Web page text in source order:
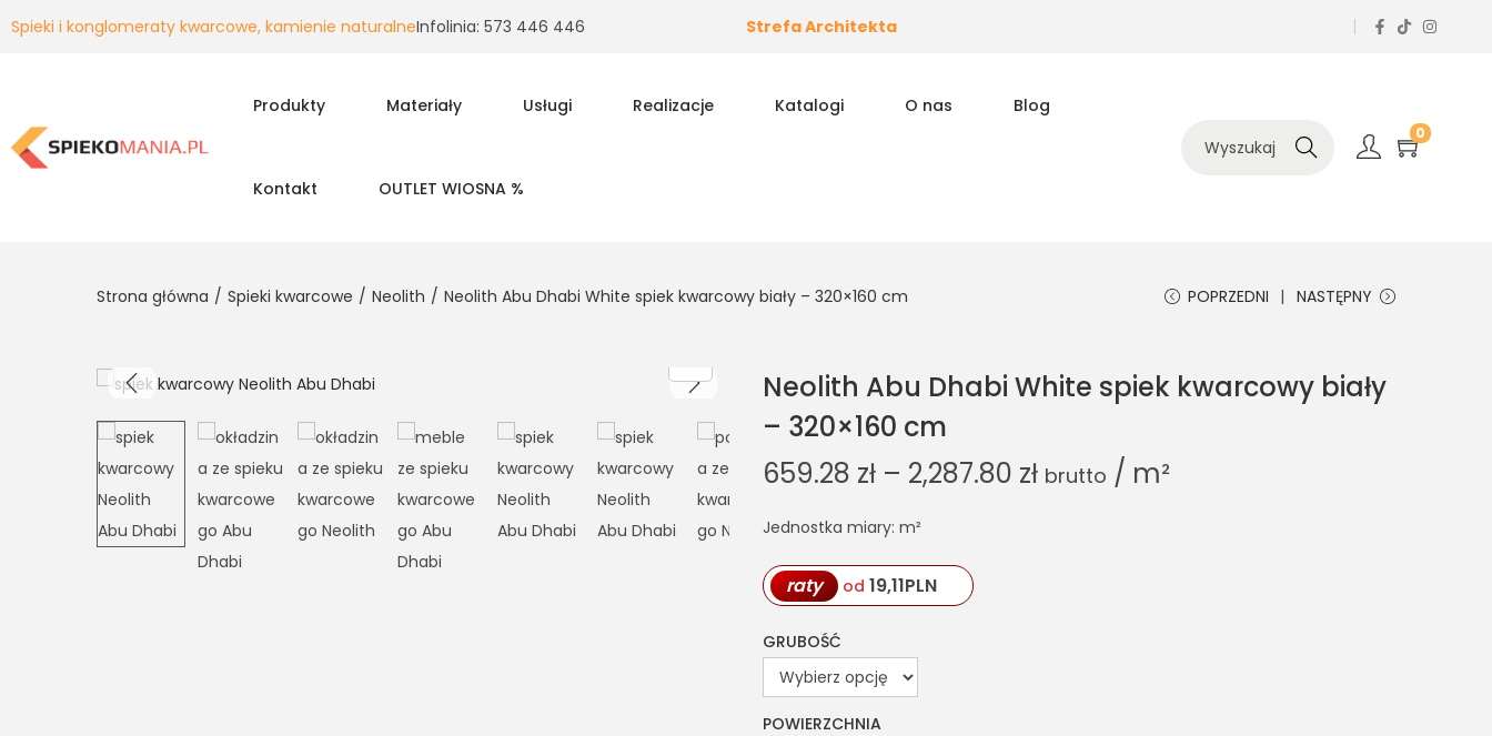
Spieki i konglomeraty kwarcowe, kamienie naturalneInfolinia: 573 446 446 Strefa Architekta
Produkty Materiały Usługi Realizacje Katalogi O nas Blog
Kontakt OUTLET WIOSNA %
Szukaj
0
Strona główna / Spieki kwarcowe / Neolith / Neolith Abu Dhabi White spiek kwarcowy biały – 320×160 cm POPRZEDNI NASTĘPNY
Neolith Abu Dhabi White spiek kwarcowy biały
– 320×160 cm
659.28 zł – 2,287.80 zł brutto / m²
Jednostka miary: m²
raty od 19,11PLN
GRUBOŚĆ
POWIERZCHNIA